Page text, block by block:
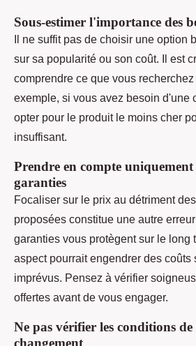
Sous-estimer l'importance des
Il ne suffit pas de choisir une option
sur sa popularité ou son coût. Il est
comprendre ce que vous
exemple, si vous avez besoin d'une
opter pour le produit le moins cher
insuffisant.
Prendre en compte
garanties
Focaliser sur le prix au détriment
proposées constitue une autre
garanties vous protègent sur le long
aspect pourrait engendrer des coûts
imprévus. Pensez à vérifier
offertes avant de vous engager.
Ne pas vérifier les conditions